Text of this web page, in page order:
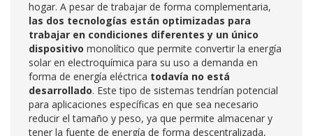
hogar. A pesar de trabajar de forma complementaria,
las dos tecnologías están optimizadas para
trabajar en condiciones diferentes y un único
dispositivo monolítico que permite convertir la energía
solar en electroquímica para su uso a demanda en
forma de energía eléctrica todavía no está
desarrollado. Este tipo de sistemas tendrían potencial
para aplicaciones específicas en que sea necesario
reducir el tamaño y peso, ya que permite almacenar y
tener la fuente de energía de forma descentralizada,